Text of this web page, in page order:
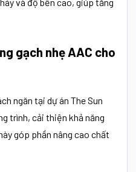
và độ bền cao, giúp tăng
gạch nhẹ AAC cho
ngăn tại dự án The Sun
trình, cải thiện khả năng
góp phần nâng cao chất